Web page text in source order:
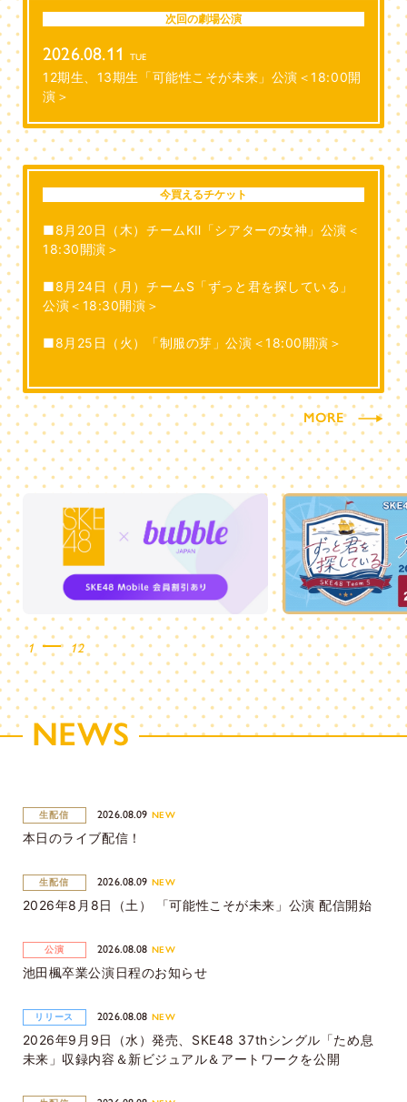
次回の劇場公演
2026.08.11 TUE
12期生、13期生「可能性こそが未来」公演＜18:00開
演＞
今買えるチケット
■8月20日（木）チームKⅡ「シアターの女神」公演＜
18:30開演＞
■8月24日（月）チームS「ずっと君を探している」
公演＜18:30開演＞
■8月25日（火）「制服の芽」公演＜18:00開演＞
MORE
1 12
NEWS
生配信 2026.08.09 NEW
本日のライブ配信！
生配信 2026.08.09 NEW
2026年8月8日（土） 「可能性こそが未来」公演 配信開始
公演 2026.08.08 NEW
池田楓卒業公演日程のお知らせ
リリース 2026.08.08 NEW
2026年9月9日（水）発売、SKE48 37thシングル「ため息
未来」収録内容＆新ビジュアル＆アートワークを公開